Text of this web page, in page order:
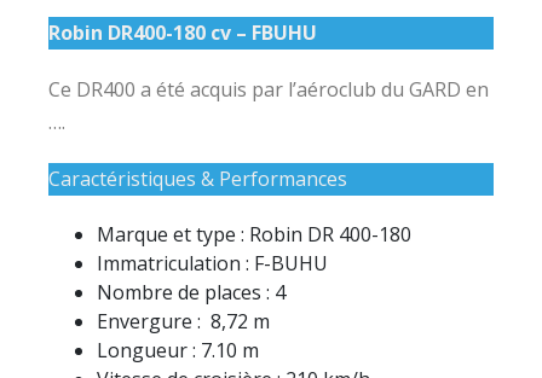
Robin DR400-180 cv – FBUHU
Ce DR400 a été acquis par l’aéroclub du GARD en
….
Caractéristiques & Performances
Marque et type : Robin DR 400-180
Immatriculation : F-BUHU
Nombre de places : 4
Envergure : 8,72 m
Longueur : 7.10 m